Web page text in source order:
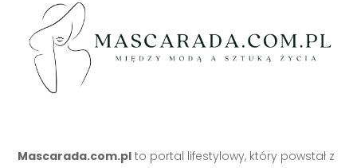
Mascarada.com.pl to portal lifestylowy, który powstał z